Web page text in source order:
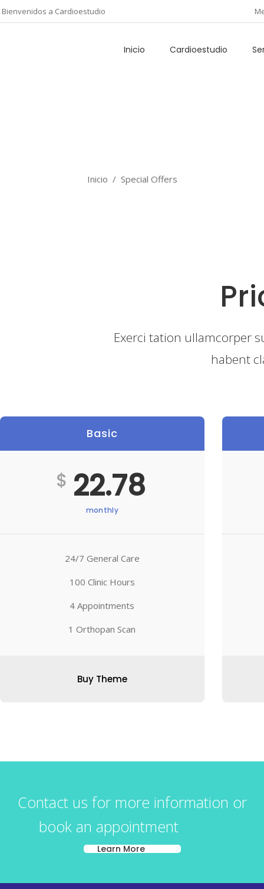
Bienvenidos a Cardioestudio
Inicio Cardioestudio
Historia
Inicio / Special Offers
Exerci tation ullamcorper
habent
Basic
$ 22.78
monthly
24/7 General Care
100 Clinic Hours
4 Appointments
1 Orthopan Scan
Buy Theme
Contact us for more information or
book an appointment
Learn More